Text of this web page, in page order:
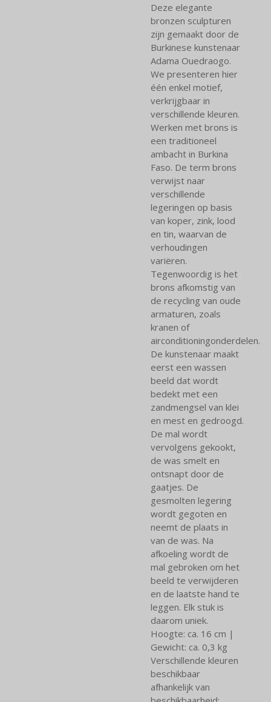
Deze elegante
bronzen sculpturen
zijn gemaakt door de
Burkinese kunstenaar
Adama Ouedraogo.
We presenteren hier
één enkel motief,
verkrijgbaar in
verschillende kleuren.
Werken met brons is
een traditioneel
ambacht in Burkina
Faso. De term brons
verwijst naar
verschillende
legeringen op basis
van koper, zink, lood
en tin, waarvan de
verhoudingen
variëren.
Tegenwoordig is het
brons afkomstig van
de recycling van oude
armaturen, zoals
kranen of
airconditioningonderdelen.
De kunstenaar maakt
eerst een wassen
beeld dat wordt
bedekt met een
zandmengsel van klei
en mest en gedroogd.
De mal wordt
vervolgens gekookt,
de was smelt en
ontsnapt door de
gaatjes. De
gesmolten legering
wordt gegoten en
neemt de plaats in
van de was. Na
afkoeling wordt de
mal gebroken om het
beeld te verwijderen
en de laatste hand te
leggen. Elk stuk is
daarom uniek.
Hoogte: ca. 16 cm |
Gewicht: ca. 0,3 kg
Verschillende kleuren
beschikbaar
afhankelijk van